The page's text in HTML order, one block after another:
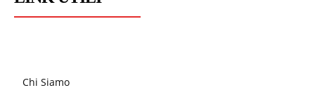
Chi Siamo